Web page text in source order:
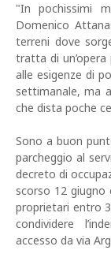
"In pochissimi
Domenico
terreni dove
tratta di
alle esigenze di
settimanale, ma
che dista poche
Sono a buon
parcheggio al
decreto di
scorso 12 giugno
proprietari entro
condividere
accesso da via